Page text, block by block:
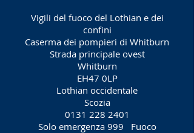
Vigili del fuoco del Lothian e dei
confini
Caserma dei pompieri di Whitburn
Strada principale ovest
Whitburn
EH47 0LP
Lothian occidentale
Scozia
0131 228 2401
Solo emergenza 999
Fuoco